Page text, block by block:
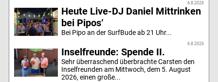
6.8.2026
Heute Live-DJ Daniel Mittrinken
bei Pipos‘
Bei Pipo an der SurfBude ab 21 Uhr...
6.8.2026
Inselfreunde: Spende II.
Sehr überraschend überbrachte Carsten den
Inselfreunden am Mittwoch, dem 5. August
2026, einen große...